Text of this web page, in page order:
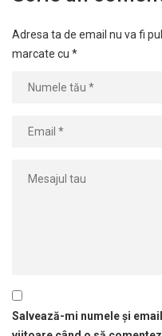
Adresa ta de email nu va fi
marcate cu *
Salvează-mi numele și